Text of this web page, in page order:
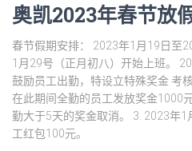
奥凯2023年春节放
春节假期安排： 2023年1月19日至
1月29号（正月初八）开始上班。
鼓励员工出勤，特设立特殊奖金 考
在此期间全勤的员工发放奖金1000
勤大于5天的奖金取消。 3. 2023年
工红包100元。